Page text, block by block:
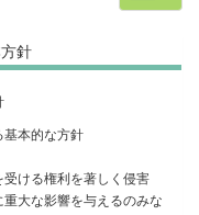
針
本的な方針
ける権利を著しく侵害
大な影響を与えるのみな